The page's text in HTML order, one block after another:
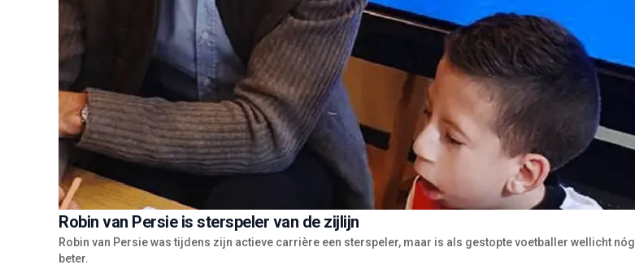
Robin van Persie is sterspeler van de zijlijn
Robin van Persie was tijdens zijn actieve carrière een sterspeler, maar is als gestopte voetballer wellicht nóg
beter.